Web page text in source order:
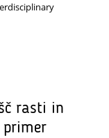
rasti in